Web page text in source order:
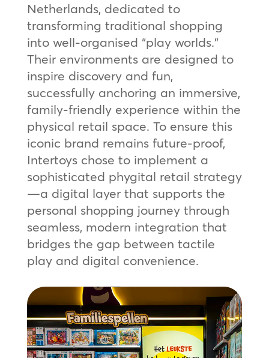
Netherlands, dedicated to
transforming traditional shopping
into well-organised “play worlds.”
Their environments are designed to
inspire discovery and fun,
successfully anchoring an immersive,
family-friendly experience within the
physical retail space. To ensure this
iconic brand remains future-proof,
Intertoys chose to implement a
sophisticated phygital retail strategy
—a digital layer that supports the
personal shopping journey through
seamless, modern integration that
bridges the gap between tactile
play and digital convenience.